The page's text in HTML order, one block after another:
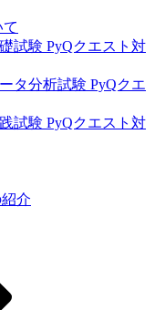
試験 PyQクエスト対
タ分析試験 PyQクエ
試験 PyQクエスト対
介